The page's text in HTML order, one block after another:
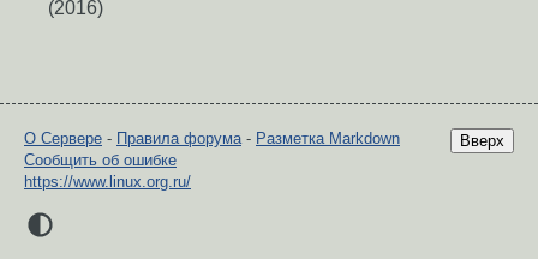
(2016)
Вверх
О Сервере - Правила форума- Разметка Markdown
Сообщить об ошибке
https://www.linux.org.ru/